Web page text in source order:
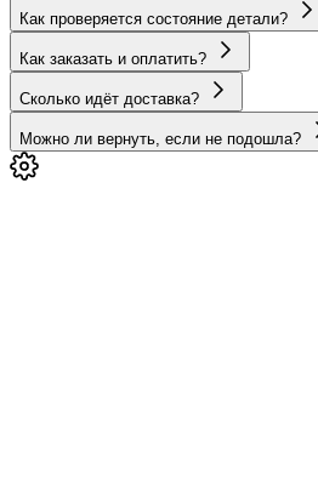
Как проверяется состояние детали?
Как заказать и оплатить?
Сколько идёт доставка?
Можно ли вернуть, если не подошла?